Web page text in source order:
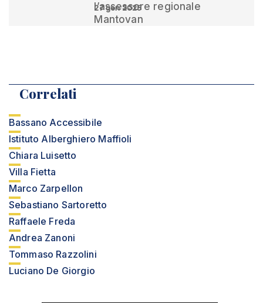
l’assessore regionale
Mantovan
27 gen 2025
Correlati
Bassano Accessibile
Istituto Alberghiero Maffioli
Chiara Luisetto
Villa Fietta
Marco Zarpellon
Sebastiano Sartoretto
Raffaele Freda
Andrea Zanoni
Tommaso Razzolini
Luciano De Giorgio